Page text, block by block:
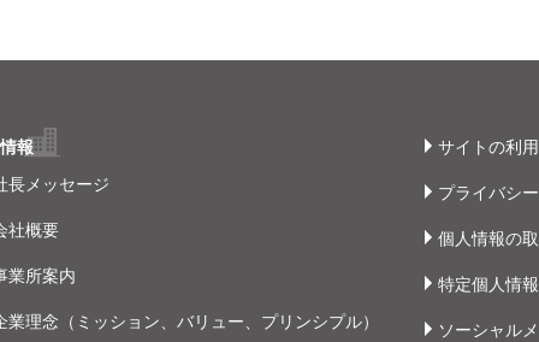
報
長メッセージ
社概要
業所案内
業理念（ミッション、バリュー、プリンシプル）
サイトの利
プライバシ
個人情報の
特定個人情
ソーシャル